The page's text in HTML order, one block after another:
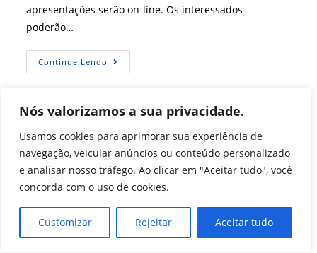
Nós valorizamos a sua privacidade.
Usamos cookies para aprimorar sua experiência de
navegação, veicular anúncios ou conteúdo personalizado
e analisar nosso tráfego. Ao clicar em "Aceitar tudo", você
concorda com o uso de cookies.
Customizar Rejeitar Aceitar tudo
apresentações serão on-line. Os interessados
poderão…
Continue Lendo Chamada
De
Termina
14/09